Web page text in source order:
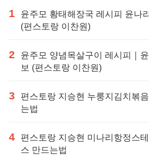
1
윤주모 황태해장국 레시피 윤나
(편스토랑 이찬원)
2
윤주모 양념목살구이 레시피｜
보 (편스토랑 이찬원)
3
편스토랑 지승현 누룽지김치볶
는법
4
편스토랑 지승현 미나리항정스
스 만드는법